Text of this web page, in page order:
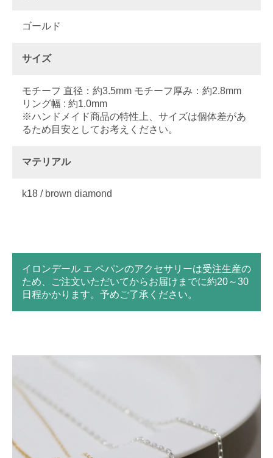
ゴールド
サイズ
モチーフ 直径：約3.5mm モチーフ厚み：約2.8mm
リング幅 : 約1.0mm
※ハンドメイド商品の特性上、サイズは個体差があ
るため目安としてお考えください。
マテリアル
k18 / brown diamond
イロンデール エ ペパンのアクセサリーは受注生産の
ため、ご注文いただいてからお届けまでに約20～30
日程かかります。予めご了承ください。